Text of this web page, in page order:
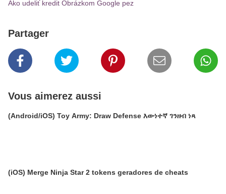
Ako udeliť kredit Obrázkom Google pez
Partager
Vous aimerez aussi
(Android/iOS) Toy Army: Draw Defense እውነተኛ ገንዘብ ነጻ
(iOS) Merge Ninja Star 2 tokens geradores de cheats